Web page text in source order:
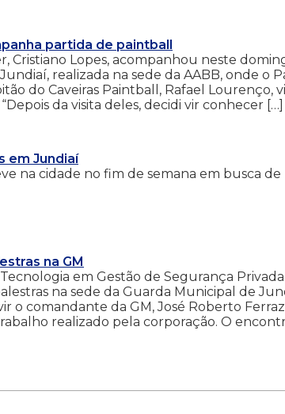
partida de paintball
Cristiano Lopes, acompanhou neste
realizada na sede da AABB, onde o
do Caveiras Paintball, Rafael Lourenço,
da visita deles, decidi vir conhecer […]
em Jundiaí
na cidade no fim de semana em busca de
na GM
em Gestão de Segurança
na sede da Guarda Municipal de
o comandante da GM, José Roberto
realizado pela corporação. O